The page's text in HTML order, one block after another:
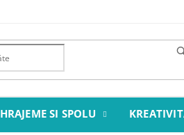
HRAJEME SI SPOLU